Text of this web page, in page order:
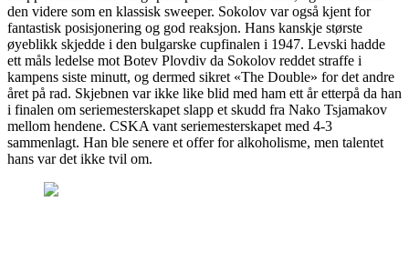
den videre som en klassisk sweeper. Sokolov var også kjent for
fantastisk posisjonering og god reaksjon. Hans kanskje største
øyeblikk skjedde i den bulgarske cupfinalen i 1947. Levski hadde
ett måls ledelse mot Botev Plovdiv da Sokolov reddet straffe i
kampens siste minutt, og dermed sikret «The Double» for det andre
året på rad. Skjebnen var ikke like blid med ham ett år etterpå da han
i finalen om seriemesterskapet slapp et skudd fra Nako Tsjamakov
mellom hendene. CSKA vant seriemesterskapet med 4-3
sammenlagt. Han ble senere et offer for alkoholisme, men talentet
hans var det ikke tvil om.